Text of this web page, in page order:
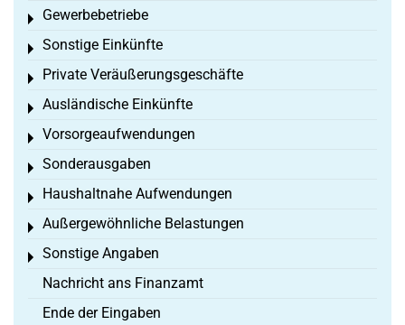
Gewerbebetriebe
Toggle menu
Sonstige Einkünfte
Toggle menu
Private Veräußerungsgeschäfte
Toggle menu
Ausländische Einkünfte
Toggle menu
Vorsorgeaufwendungen
Toggle menu
Sonderausgaben
Toggle menu
Haushaltnahe Aufwendungen
Toggle menu
Außergewöhnliche Belastungen
Toggle menu
Sonstige Angaben
Toggle menu
Nachricht ans Finanzamt
Ende der Eingaben